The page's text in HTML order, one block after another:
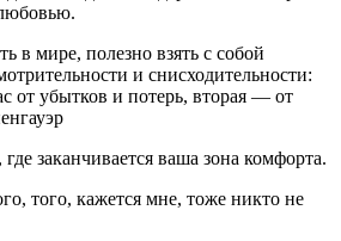
в мире, полезно взять с собой
и снисходительности:
от убытков и потерь, вторая — от
заканчивается ваша зона комфорта.
того, кажется мне, тоже никто не